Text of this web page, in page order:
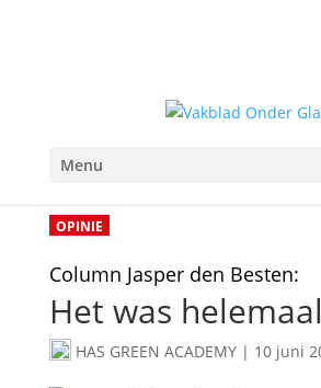
Menu
OPINIE
Column Jasper den Besten:
Het was
HAS GREEN ACADEMY| 10 juni